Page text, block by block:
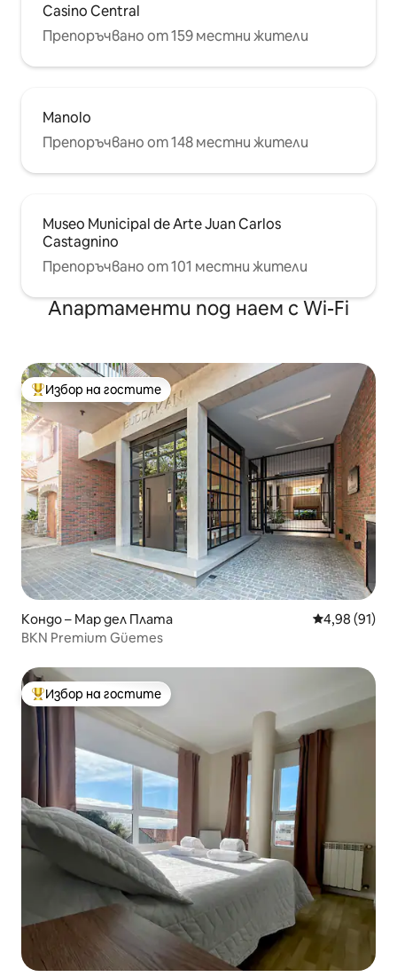
Casino Central
Препоръчвано от 159 местни жители
Manolo
Препоръчвано от 148 местни жители
Museo Municipal de Arte Juan Carlos
Castagnino
Препоръчвано от 101 местни жители
Апартаменти под наем с Wi-Fi
Най-популярен избор на гостите
Избор на гостите
Кондо – Мар дел Плата Средна
4,98 (91)
BKN Premium Güemes
Най-популярен избор на гостите
Избор на гостите